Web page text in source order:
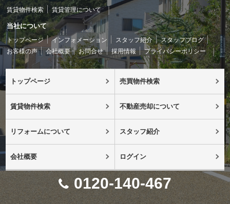
賃貸物件検索 賃貸管理について
当社について
トップページ インフォメーション スタッフ紹介
スタッフブログ
お客様の声
会社概要 お問合せ 採用情報 プライバシーポリシー
トップページ 売買物件検索
賃貸物件検索 不動産売却について
リフォームについて スタッフ紹介
会社概要 ログイン
0120-140-467